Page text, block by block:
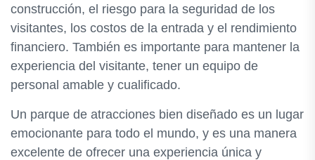
construcción, el riesgo para la seguridad de los
visitantes, los costos de la entrada y el rendimiento
financiero. También es importante para mantener la
experiencia del visitante, tener un equipo de
personal amable y cualificado.
Un parque de atracciones bien diseñado es un lugar
emocionante para todo el mundo, y es una manera
excelente de ofrecer una experiencia única y